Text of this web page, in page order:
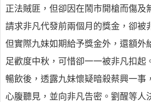
正法賊匪，但卻因在鬧市開槍而傷及
請求非凡代發前兩個月的獎金，卻被
但實際九妹如期給予獎金外，還額外
足歡度中秋，可惜卻一一被非凡扣起
暢飲後，透露九妹懷疑暗殺蔡興一事
心腹聽見，並向非凡告密。劉醒等人